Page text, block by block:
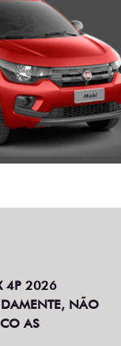
4P 2026
NÃO
AS